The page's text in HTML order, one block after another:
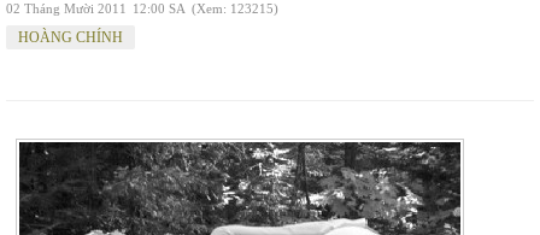
02 Tháng Mười 2011 12:00 SA (Xem: 123215)
HOÀNG CHÍNH